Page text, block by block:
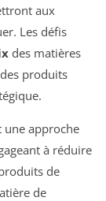
aux
Les défis
des matières
produits
une approche
à réduire
de
de